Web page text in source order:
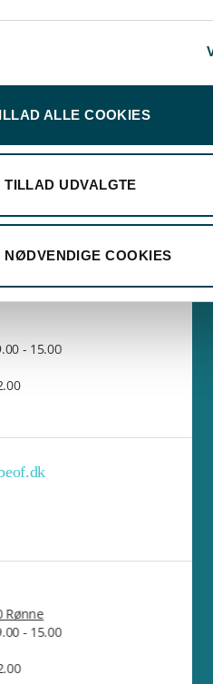
ALLE COOKIES
TILLAD UDVALGTE
NØDVENDIGE COOKIES
vi klar til at hjælpe dig.
- 15.00
Rønne
- 15.00